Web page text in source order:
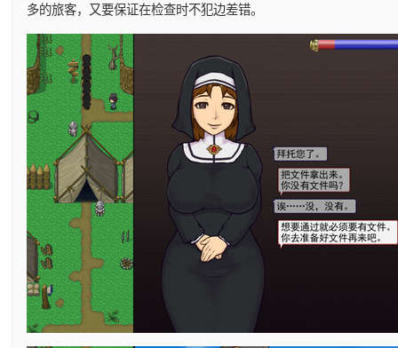
多的旅客，又要保证在检查时不犯边差错。